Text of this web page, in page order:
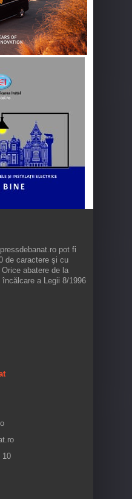
pot fi
de caractere şi cu
abatere de la
a Legii 8/1996
10